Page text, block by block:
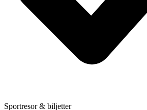
Sportresor & biljetter